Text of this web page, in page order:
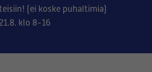
(ei koske puhaltimia)
klo 8-16